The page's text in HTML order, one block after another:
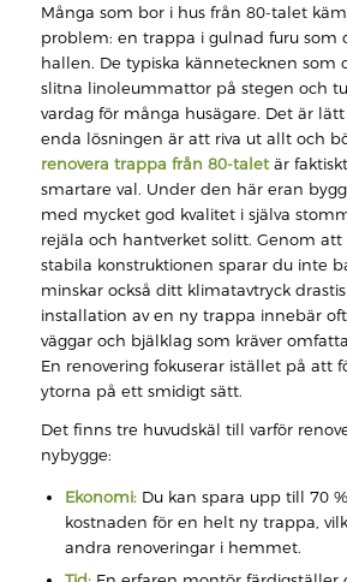
Många som bor i hus från 80-talet
problem: en trappa i gulnad furu som
hallen. De typiska kännetecknen som
slitna linoleummattor på stegen och
vardag för många husägare. Det är
enda lösningen är att riva ut allt och
renovera trappa från 80-taletär
smartare val. Under den här eran
med mycket god kvalitet i själva
rejäla och hantverket solitt. Genom
stabila konstruktionen sparar du inte
minskar också ditt klimatavtryck
installation av en ny trappa innebär
väggar och bjälklag som kräver
En renovering fokuserar istället på att
ytorna på ett smidigt sätt.
Det finns tre huvudskäl till varför
nybygge:
Ekonomi:Du kan spara upp till 70
kostnaden för en helt ny trappa,
andra renoveringar i hemmet.